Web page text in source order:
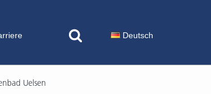
Deutsch
Uelsen